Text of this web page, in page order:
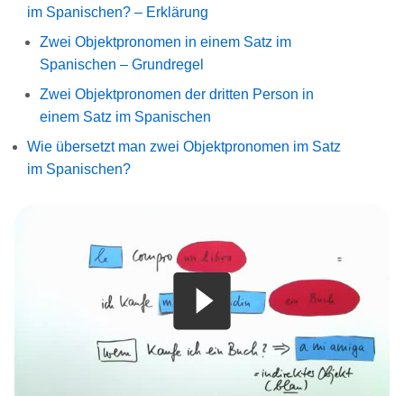
im Spanischen? – Erklärung
Zwei Objektpronomen in einem Satz im
Spanischen – Grundregel
Zwei Objektpronomen der dritten Person in
einem Satz im Spanischen
Wie übersetzt man zwei Objektpronomen im Satz
im Spanischen?